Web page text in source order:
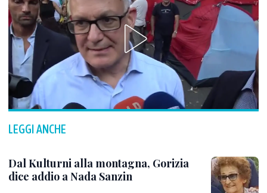
LEGGI ANCHE
Dal Kulturni alla montagna, Gorizia
dice addio a Nada Sanzin